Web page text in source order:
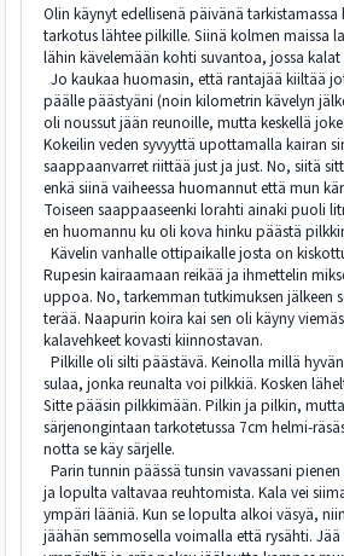
Olin käynyt edellisenä päivänä
tarkotus lähtee pilkille. Siinä kolmen maissa
lähin kävelemään kohti suvantoa, jossa kalat
Jo kaukaa huomasin, että rantajää kiiltää
päälle päästyäni (noin kilometrin kävelyn
oli noussut jään reunoille, mutta keskellä
Kokeilin veden syvyyttä upottamalla kairan
saappaanvarret riittää just ja just. No, siitä
enkä siinä vaiheessa huomannut että mun
Toiseen saappaaseenki lorahti ainaki puoli
en huomannu ku oli kova hinku päästä
Kävelin vanhalle ottipaikalle josta on
Rupesin kairaamaan reikää ja ihmettelin
uppoa. No, tarkemman tutkimuksen jälkeen
terää. Naapurin koira kai sen oli käyny
kalavehkeet kovasti kiinnostavan.
Pilkille oli silti päästävä. Keinolla millä
sulaa, jonka reunalta voi pilkkiä. Kosken
Sitte pääsin pilkkimään. Pilkin ja pilkin,
särjenongintaan tarkotetussa 7cm helmi-
notta se käy särjelle.
Parin tunnin päässä tunsin vavassani
ja lopulta valtavaa reuhtomista. Kala vei
ympäri lääniä. Kun se lopulta alkoi väsyä,
jäähän semmosella voimalla että rysähti.